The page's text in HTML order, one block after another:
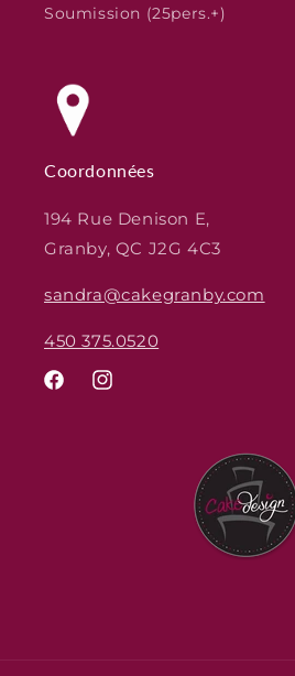
Soumission (25pers.+)
Coordonnées
194 Rue Denison E,
Granby, QC J2G 4C3
sandra@cakegranby.com
450 375.0520
FacebookInstagram